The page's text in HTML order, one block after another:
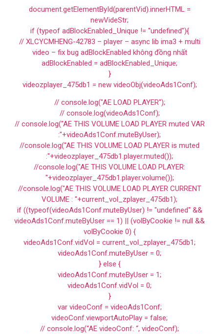
document.getElementById(parentVid).innerHTML =
newVideStr;
if (typeof adBlockEnabled_Unique != "undefined"){
// XLCYCMHENG-42783 – player – async lib ima3 + multi
video – fix bug adBlockEnabled không đồng nhất
adBlockEnabled = adBlockEnabled_Unique;
}
videozplayer_475db1 = new videoObj(videoAds1Conf);
// console.log("AE LOAD PLAYER");
// console.log(videoAds1Conf);
// console.log("AE THIS VOLUME LOAD PLAYER muted VAR
:"+videoAds1Conf.muteByUser);
//console.log("AE THIS VOLUME LOAD PLAYER is muted
:"+videozplayer_475db1.player.muted());
//console.log("AE THIS VOLUME LOAD PLAYER:
"+videozplayer_475db1.player.volume());
//console.log("AE THIS VOLUME LOAD PLAYER CURRENT
VOLUME : "+current_vol_zplayer_475db1);
if ((typeof(videoAds1Conf.muteByUser) != "undefined" &&
videoAds1Conf.muteByUser == 1) || (volByCookie != null &&
volByCookie 0) {
videoAds1Conf.vidVol = current_vol_zplayer_475db1;
videoAds1Conf.muteByUser = 0;
} else {
videoAds1Conf.muteByUser = 1;
videoAds1Conf.vidVol = 0;
}
var videoConf = videoAds1Conf;
videoConf.viewportAutoPlay = false;
// console.log(“AE videoConf: “, videoConf);